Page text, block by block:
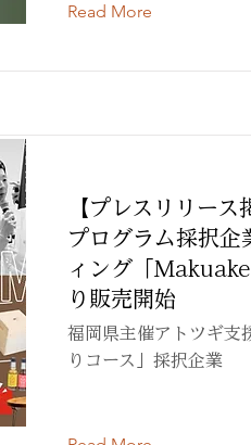
Read More
【プレスリリー
プログラム採択企
ィング「
り販売開始
福岡県主催アトツギ支
りコース」採択企業